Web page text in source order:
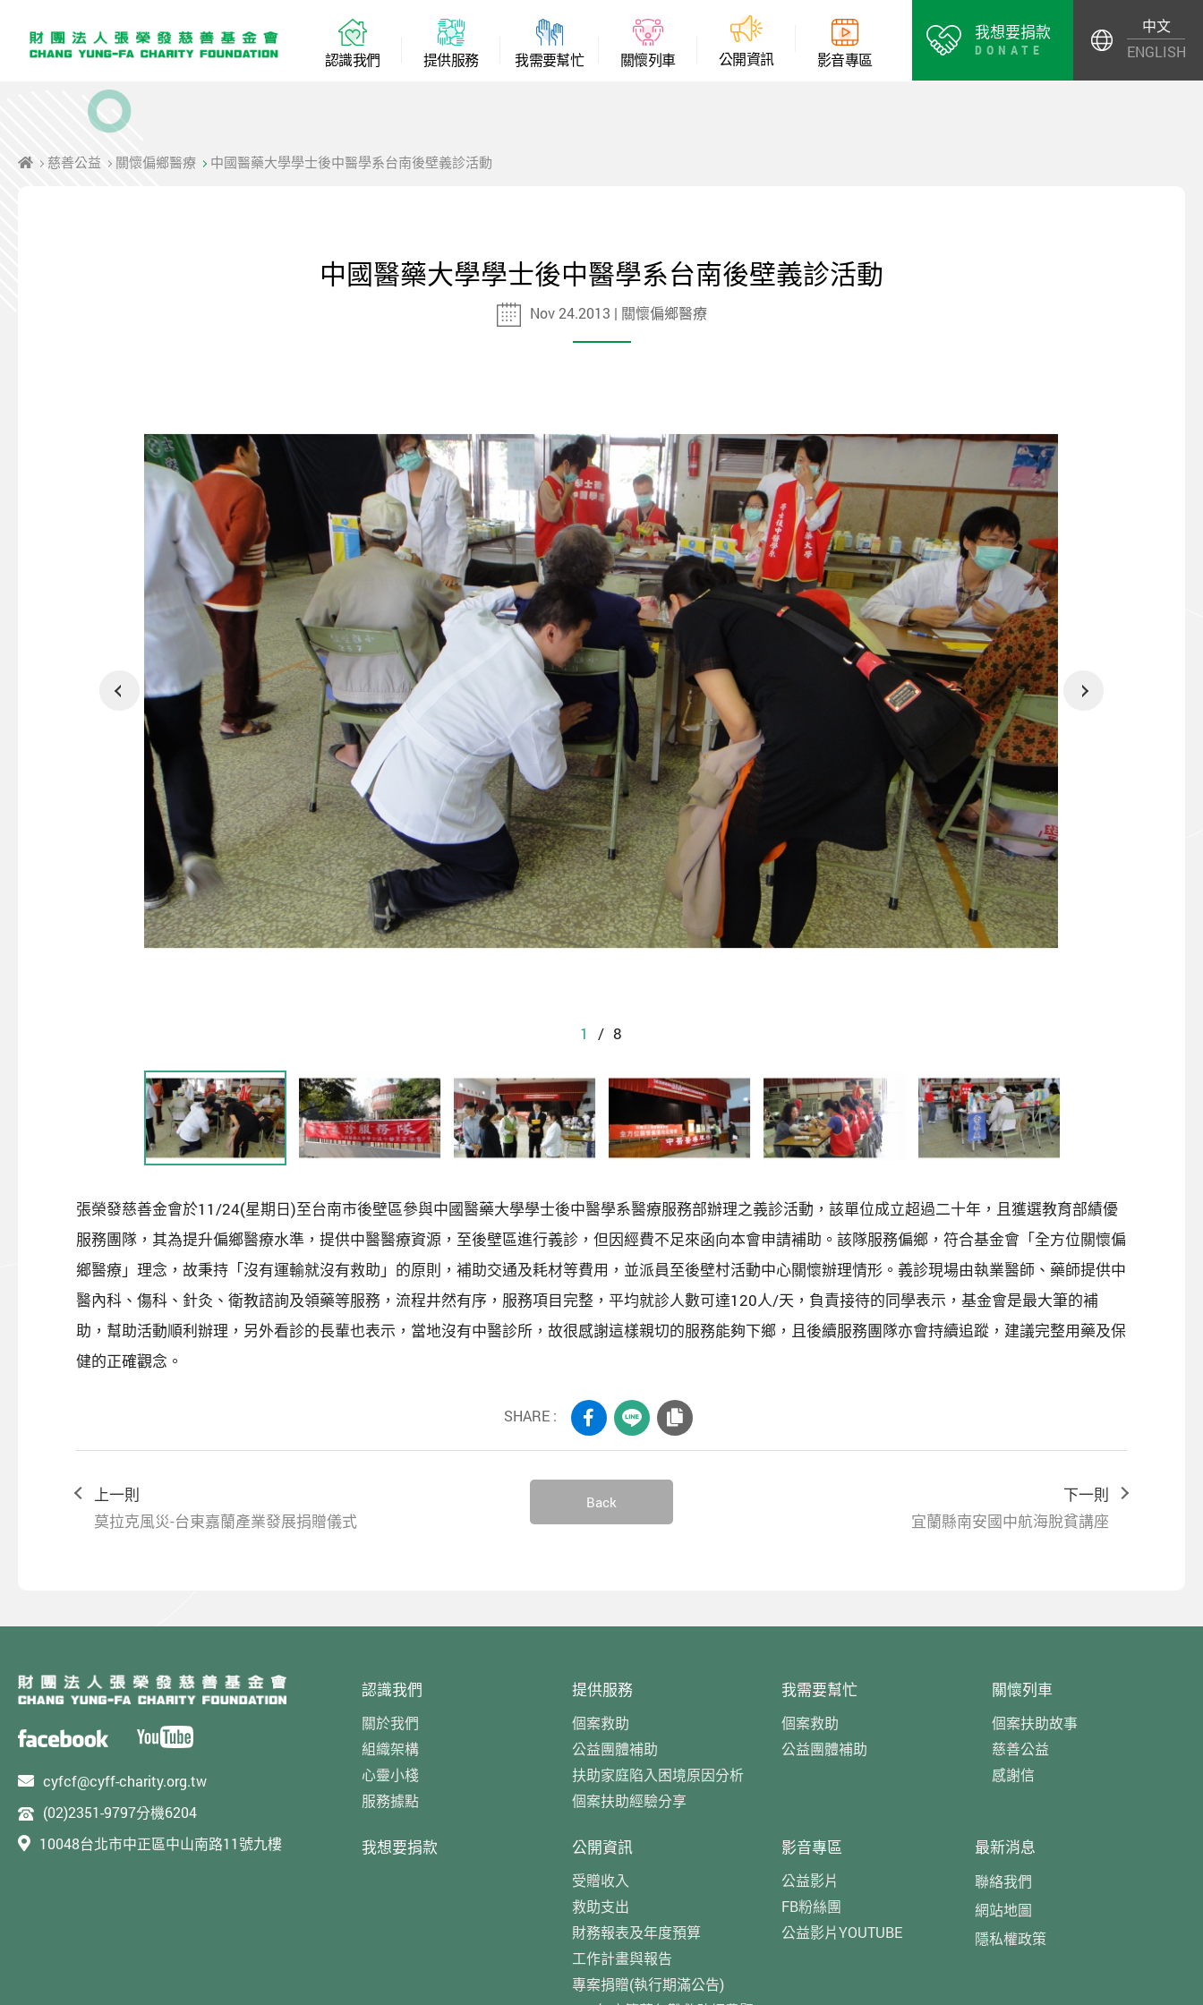
認識我們 提供服務 我需要幫忙 關懷列車 公開資訊 影音專區
我想要捐款
DONATE
中文
ENGLISH
慈善公益 關懷偏鄉醫療 中國醫藥大學學士後中醫學系台南後壁義診活動
中國醫藥大學學士後中醫學系台南後壁義診活動
Nov 24.2013 | 關懷偏鄉醫療
1 / 8
張榮發慈善金會於11/24(星期日)至台南市後壁區參與中國醫藥大學學士後中醫學系醫療服務部辦理之義診活動，該單位成立超過二十年，且獲選教育部績優
服務團隊，其為提升偏鄉醫療水準，提供中醫醫療資源，至後壁區進行義診，但因經費不足來函向本會申請補助。該隊服務偏鄉，符合基金會「全方位關懷偏
鄉醫療」理念，故秉持「沒有運輸就沒有救助」的原則，補助交通及耗材等費用，並派員至後壁村活動中心關懷辦理情形。義診現場由執業醫師、藥師提供中
醫內科、傷科、針灸、衛教諮詢及領藥等服務，流程井然有序，服務項目完整，平均就診人數可達120人/天，負責接待的同學表示，基金會是最大筆的補
助，幫助活動順利辦理，另外看診的長輩也表示，當地沒有中醫診所，故很感謝這樣親切的服務能夠下鄉，且後續服務團隊亦會持續追蹤，建議完整用藥及保
健的正確觀念。
SHARE :
上一則
莫拉克風災-台東嘉蘭產業發展捐贈儀式
Back
下一則
宜蘭縣南安國中航海脫貧講座
cyfcf@cyff-charity.org.tw
(02)2351-9797分機6204
10048台北市中正區中山南路11號九樓
認識我們
關於我們
組織架構
心靈小棧
服務據點
提供服務
個案救助
公益團體補助
扶助家庭陷入困境原因分析
個案扶助經驗分享
我需要幫忙
個案救助
公益團體補助
關懷列車
個案扶助故事
慈善公益
感謝信
我想要捐款 公開資訊
受贈收入
救助支出
財務報表及年度預算
工作計畫與報告
專案捐贈(執行期滿公告)
影音專區
公益影片
FB粉絲團
公益影片YOUTUBE
最新消息
聯絡我們
網站地圖
隱私權政策